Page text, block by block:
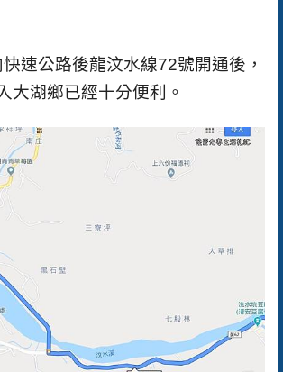
速公路後龍汶水線72號開通後，
大湖鄉已經十分便利。